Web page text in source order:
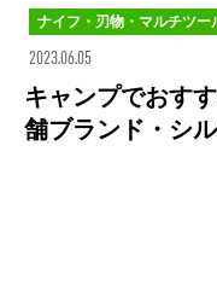
ナイフ・刃物・マルチツー
2023.06.05
キャンプでおす
舗ブランド・シ